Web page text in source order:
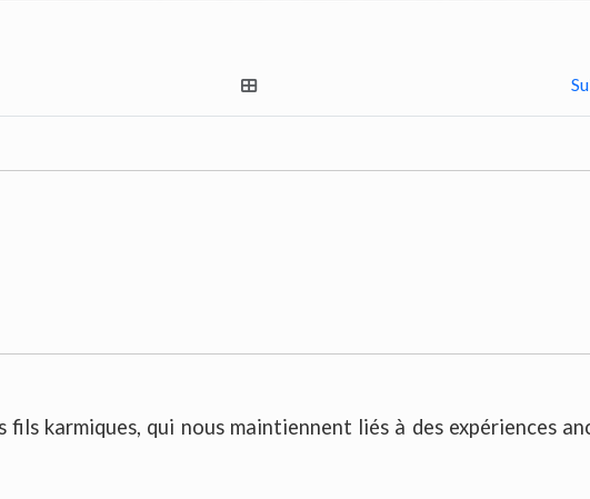
fils karmiques, qui nous maintiennent liés à des expériences